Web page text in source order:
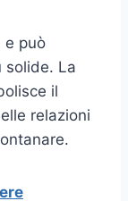
e può
solide. La
il
relazioni